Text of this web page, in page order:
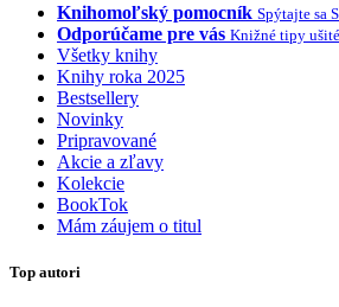
Knihomoľský pomocník Spýtajte sa
Odporúčame pre vás Knižné tipy
Všetky knihy
Knihy roka 2025
Bestsellery
Novinky
Pripravované
Akcie a zľavy
Kolekcie
BookTok
Mám záujem o titul
Top autori